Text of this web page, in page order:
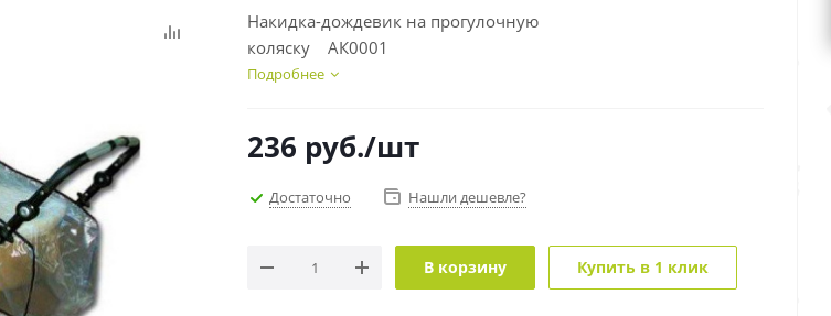
Накидка-дождевик на прогулочную
коляску
Подробнее
236 руб./шт
Достаточно Нашли дешевле?
В корзину Купить в 1 клик